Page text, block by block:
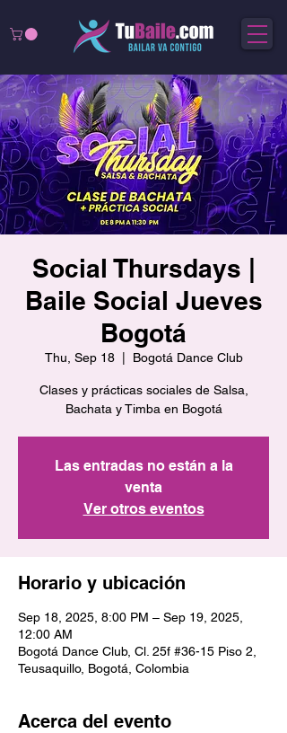
Social Thursdays |
Baile Social Jueves
Bogotá
Thu, Sep 18
  |
Bogotá Dance Club
Clases y prácticas sociales de Salsa,
Bachata y Timba en Bogotá
Las entradas no están a la
venta
Ver otros eventos
Horario y ubicación
Sep 18, 2025, 8:00 PM – Sep 19, 2025,
12:00 AM
Bogotá Dance Club, Cl. 25f #36-15 Piso 2,
Teusaquillo, Bogotá, Colombia
Acerca del evento